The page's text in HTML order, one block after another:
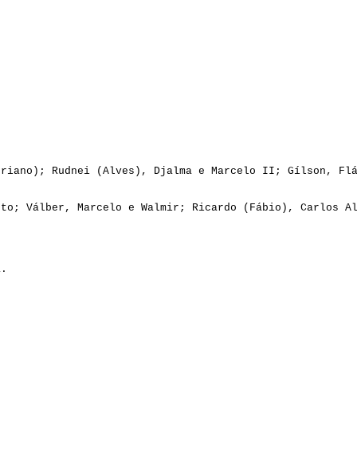
Rudnei (Alves), Djalma e Marcelo II; Gílson,
Válber, Marcelo e Walmir; Ricardo (Fábio), Carlos